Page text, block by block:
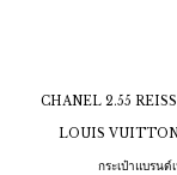
CHANEL 2.55
LOUIS
กระเป๋าแบรน